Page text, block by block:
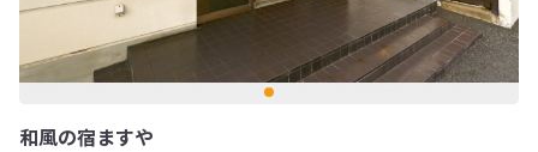
和風の宿ますや